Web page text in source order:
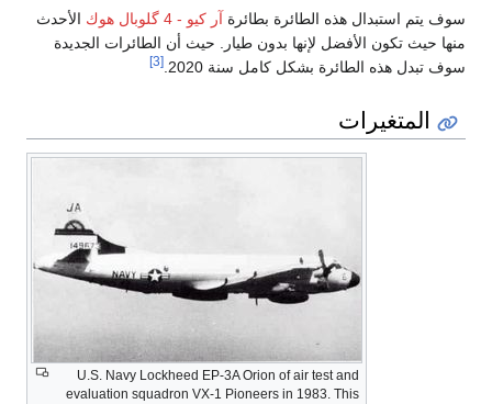
سوف يتم استبدال هذه الطائرة بطائرة آر كيو - 4 گلوبال هوك
الأحدث
منها حيث تكون الأفضل لإنها بدون طيار. حيث أن الطائرات الجديدة
سوف تبدل هذه الطائرة بشكل كامل سنة 2020.
[3]
المتغيرات
U.S. Navy Lockheed EP-3A Orion of air test and
evaluation squadron VX-1 Pioneers in 1983. This